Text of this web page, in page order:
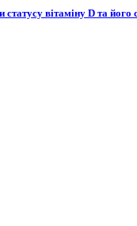
вітаміну D та його